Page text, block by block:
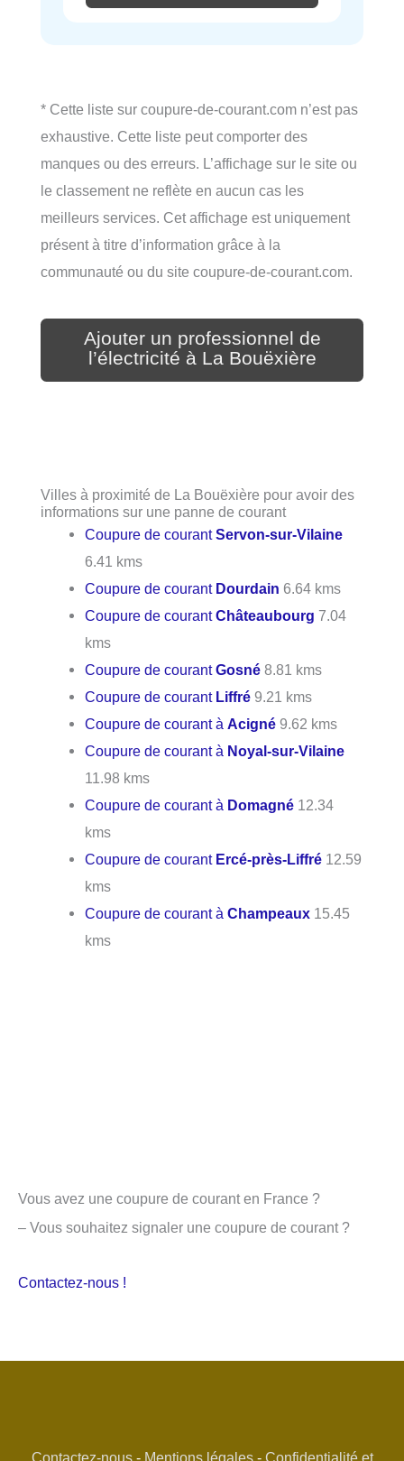
* Cette liste sur coupure-de-courant.com n’est pas
exhaustive. Cette liste peut comporter des
manques ou des erreurs. L’affichage sur le site ou
le classement ne reflète en aucun cas les
meilleurs services. Cet affichage est uniquement
présent à titre d’information grâce à la
communauté ou du site coupure-de-courant.com.
Ajouter un professionnel de
l’électricité à La Bouëxière
Villes à proximité de La Bouëxière pour avoir des
informations sur une panne de courant
Coupure de courantServon-sur-Vilaine
6.41 kms
Coupure de courant Dourdain 6.64 kms
Coupure de courantChâteaubourg 7.04
kms
Coupure de courantGosné 8.81 kms
Coupure de courant Liffré 9.21 kms
Coupure de courant àAcigné 9.62 kms
Coupure de courant à Noyal-sur-Vilaine
11.98 kms
Coupure de courant à Domagné 12.34
kms
Coupure de courant Ercé-près-Liffré 12.59
kms
Coupure de courant àChampeaux 15.45
kms
Vous avez une coupure de courant en France ?
– Vous souhaitez signaler une coupure de courant ?
Contactez-nous !
Contactez-nous- Mentions légales- Confidentialité et